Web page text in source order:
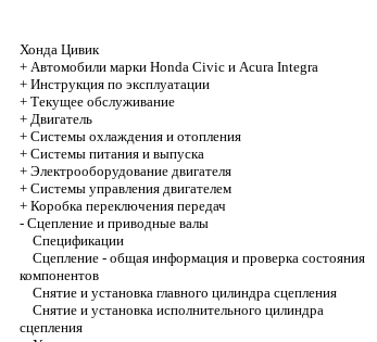
Хонда Цивик
+ Автомобили марки Honda Civic и Acura Integra
+ Инструкция по эксплуатации
+ Текущее обслуживание
+ Двигатель
+ Системы охлаждения и отопления
+ Системы питания и выпуска
+ Электрооборудование двигателя
+ Системы управления двигателем
+ Коробка переключения передач
- Cцепление и приводные валы
Спецификации
Сцепление - общая информация и проверка состояния
компонентов
Снятие и установка главного цилиндра сцепления
Снятие и установка исполнительного цилиндра
сцепления